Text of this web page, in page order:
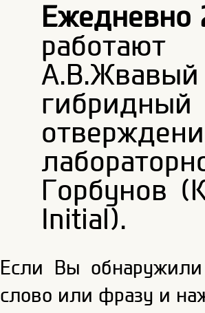
Ежедневно
Горбунов
Initial).
Если Вы
слово или фразу и